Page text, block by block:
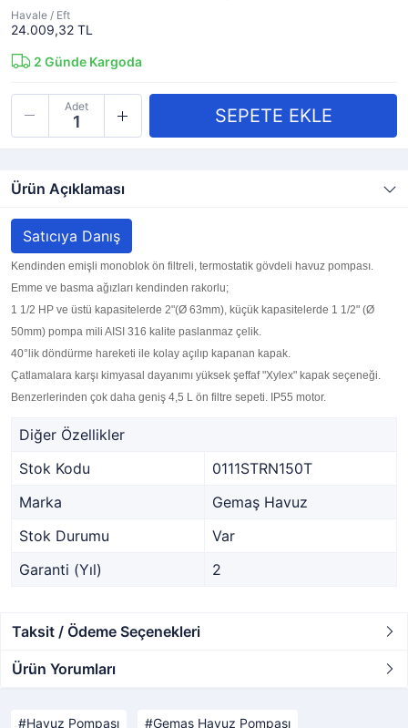
Havale / Eft
24.009,32 TL
2 Günde Kargoda
Adet
Ürün Açıklaması
Satıcıya Danış
Kendinden emişli monoblok ön filtreli, termostatik gövdeli havuz pompası.
Emme ve basma ağızları kendinden rakorlu;
1 1/2 HP ve üstü kapasitelerde 2"(Ø 63mm), küçük kapasitelerde 1 1/2" (Ø
50mm) pompa mili AISI 316 kalite paslanmaz çelik.
40°lik döndürme hareketi ile kolay açılıp kapanan kapak.
Çatlamalara karşı kimyasal dayanımı yüksek şeffaf "Xylex" kapak seçeneği.
Benzerlerinden çok daha geniş 4,5 L ön filtre sepeti. IP55 motor.
Diğer Özellikler
Stok Kodu
0111STRN150T
Marka
Gemaş Havuz
Stok Durumu
Var
Garanti (Yıl)
2
Taksit / Ödeme Seçenekleri
Ürün Yorumları
Havuz Pompası Gemaş Havuz Pompası